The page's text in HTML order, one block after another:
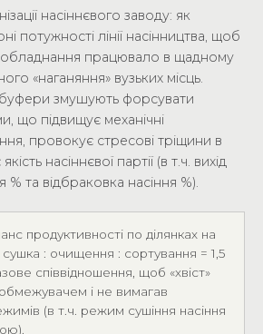
насіннєвого заводу: як
потужності лінії насінництва, щоб
обладнання працювало в щадному
«наганяння» вузьких місць.
змушують форсувати
що підвищує механічні
провокує стресові тріщини в
насіннєвої партії (в т.ч. вихід
% та відбраковка насіння %).
продуктивності по ділянках на
сушка : очищення : сортування = 1,5
співвідношення, щоб «хвіст»
обмежувачем і не вимагав
(в т.ч. режим сушіння насіння